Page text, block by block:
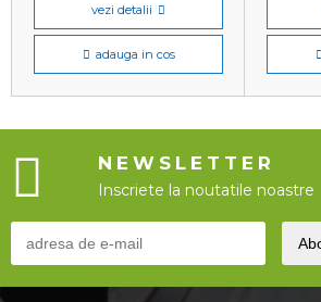
vezi detalii
adauga in cos
NEWSLETTER
Inscriete la noutatile noastre